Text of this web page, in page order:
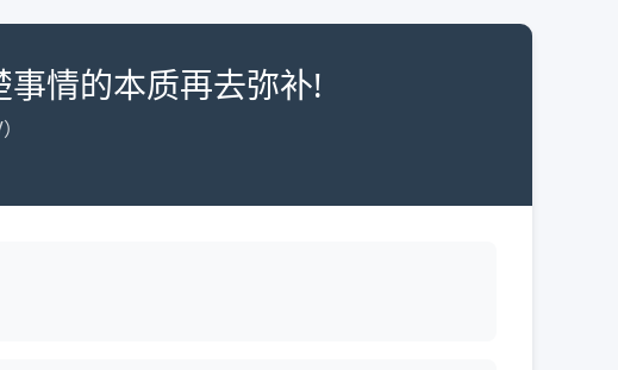
情的本质再去弥补!